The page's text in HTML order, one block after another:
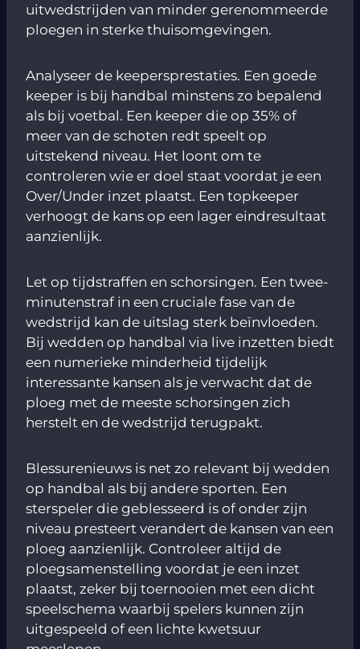
uitwedstrijden van minder gerenommeerde
ploegen in sterke thuisomgevingen.
Analyseer de keepersprestaties. Een goede
keeper is bij handbal minstens zo bepalend
als bij voetbal. Een keeper die op 35% of
meer van de schoten redt speelt op
uitstekend niveau. Het loont om te
controleren wie er doel staat voordat je een
Over/Under inzet plaatst. Een topkeeper
verhoogt de kans op een lager eindresultaat
aanzienlijk.
Let op tijdstraffen en schorsingen. Een twee-
minutenstraf in een cruciale fase van de
wedstrijd kan de uitslag sterk beïnvloeden.
Bij wedden op handbal via live inzetten biedt
een numerieke minderheid tijdelijk
interessante kansen als je verwacht dat de
ploeg met de meeste schorsingen zich
herstelt en de wedstrijd terugpakt.
Blessurenieuws is net zo relevant bij wedden
op handbal als bij andere sporten. Een
sterspeler die geblesseerd is of onder zijn
niveau presteert verandert de kansen van een
ploeg aanzienlijk. Controleer altijd de
ploegsamenstelling voordat je een inzet
plaatst, zeker bij toernooien met een dicht
speelschema waarbij spelers kunnen zijn
uitgespeeld of een lichte kwetsuur